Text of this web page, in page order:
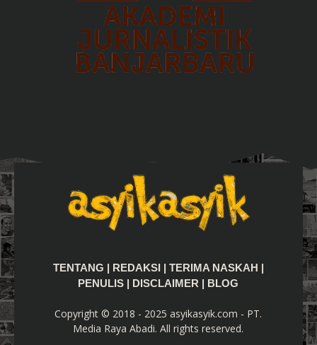
TENTANG REDAKSI TERIMA NASKAH
PENULIS
DISCLAIMER BLOG
Copyright © 2018 - 2025 asyikasyik.com - PT.
Media Raya Abadi. All rights reserved.